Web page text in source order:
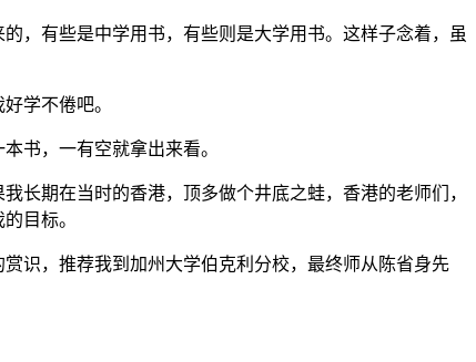
有些是中学用书，有些则是大学用书。这样子念着，虽
学不倦吧。
书，一有空就拿出来看。
期在当时的香港，顶多做个井底之蛙，香港的老师们，
目标。
识，推荐我到加州大学伯克利分校，最终师从陈省身先